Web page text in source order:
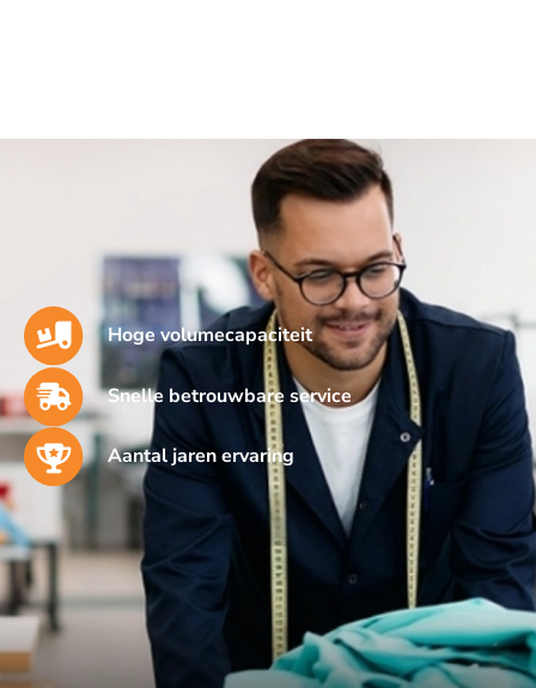
Hoge volumecapaciteit
Snelle betrouwbare service
Aantal jaren ervaring